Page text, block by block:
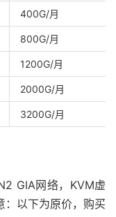
400G/月
800G/月
1200G/月
2000G/月
3200G/月
GIA网络，KVM虚
：以下为原价，购买